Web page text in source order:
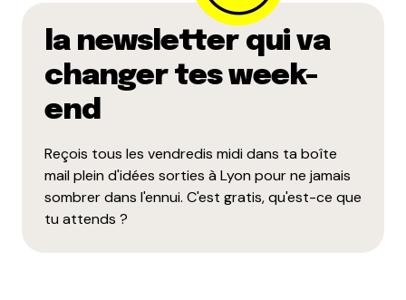
la newsletter qui va
changer tes week-
end
Reçois tous les vendredis midi dans ta boîte
mail plein d'idées sorties à Lyon pour ne jamais
sombrer dans l'ennui. C'est gratis, qu'est-ce que
tu attends ?